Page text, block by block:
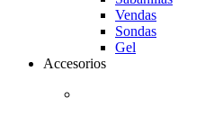
Vendas
Sondas
Gel
Accesorios